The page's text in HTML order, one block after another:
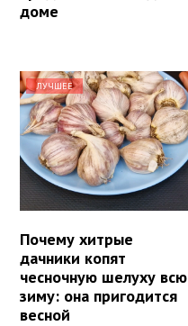
доме
ЛУЧШЕЕ
Почему хитрые
дачники копят
чесночную шелуху всю
зиму: она пригодится
весной